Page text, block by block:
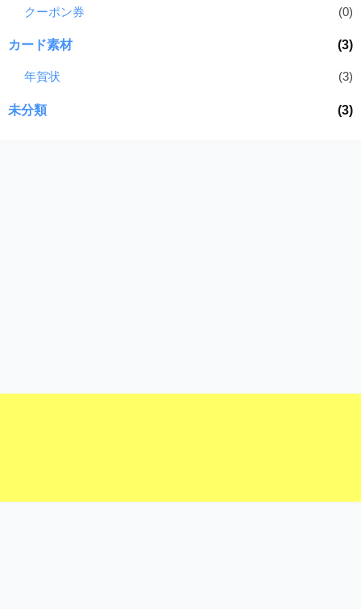
クーポン券
(0)
カード素材 (3)
年賀状 (3)
未分類 (3)